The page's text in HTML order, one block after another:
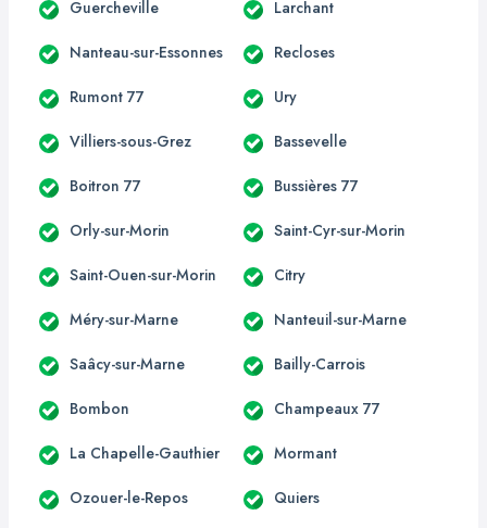
Guercheville Larchant
Nanteau-sur-Essonnes Recloses
Rumont 77 Ury
Villiers-sous-Grez Bassevelle
Boitron 77 Bussières 77
Orly-sur-Morin Saint-Cyr-sur-Morin
Saint-Ouen-sur-Morin Citry
Méry-sur-Marne Nanteuil-sur-Marne
Saâcy-sur-Marne Bailly-Carrois
Bombon Champeaux 77
La Chapelle-Gauthier Mormant
Ozouer-le-Repos Quiers